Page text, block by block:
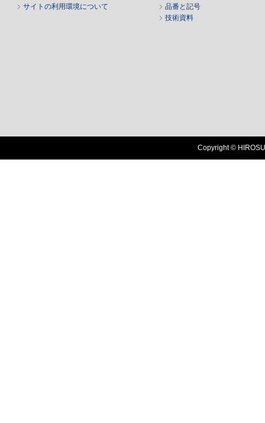
サイトの利用環境について
品番と記号
技術資料
Copyright ©